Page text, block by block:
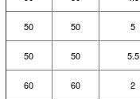
50 50 5
50 50 5.5
60 60 2